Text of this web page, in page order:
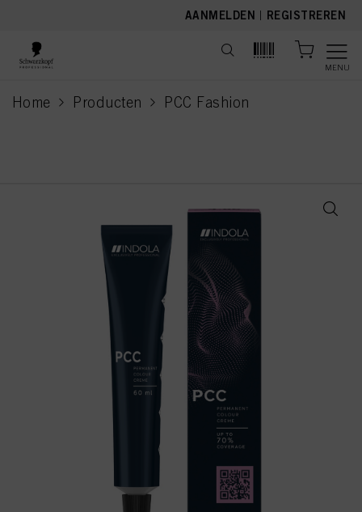
AANMELDEN | REGISTREREN
MENU
Home Producten PCC Fashion
current page